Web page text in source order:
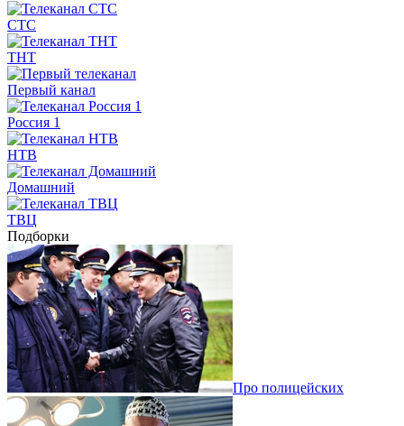
СТС
ТНТ
Первый канал
Россия 1
НТВ
Домашний
ТВЦ
Подборки
Про полицейских